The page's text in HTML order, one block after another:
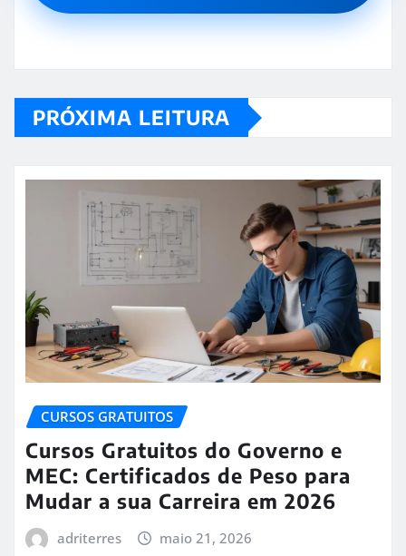
PRÓXIMA LEITURA
CURSOS GRATUITOS
Cursos Gratuitos do Governo e
MEC: Certificados de Peso para
Mudar a sua Carreira em 2026
adriterres maio 21, 2026